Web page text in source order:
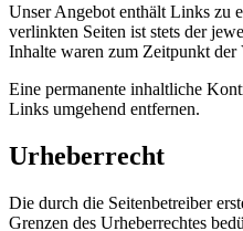
Unser Angebot enthält Links zu
verlinkten Seiten ist stets der
Inhalte waren zum Zeitpunkt
Eine permanente inhaltliche
Links umgehend entfernen.
Urheberrecht
Die durch die Seitenbetreiber
Grenzen des Urheberrechtes